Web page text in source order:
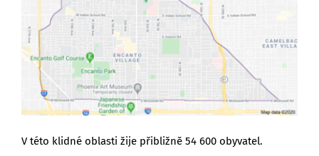
V této klidné oblasti žije přibližně 54 600 obyvatel.